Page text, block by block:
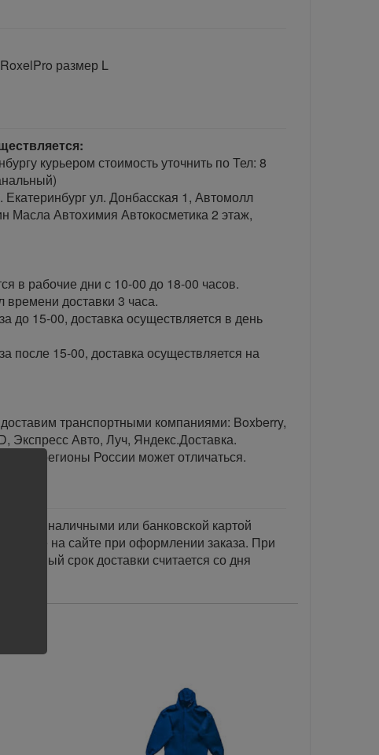
размер L
курьером стоимость уточнить по Тел: 8
ул. Донбасская 1, Автомолл
Масла Автохимия Автокосметика 2 этаж,
в рабочие дни с 10-00 до 18-00 часов.
доставки 3 часа.
до 15-00, доставка осуществляется в день
после 15-00, доставка осуществляется на
транспортными компаниями: Boxberry,
Экспресс Авто, Луч, Яндекс.Доставка.
регионы России может отличаться.
наличными или банковской картой
а также на сайте при оформлении заказа. При
срок доставки считается со дня